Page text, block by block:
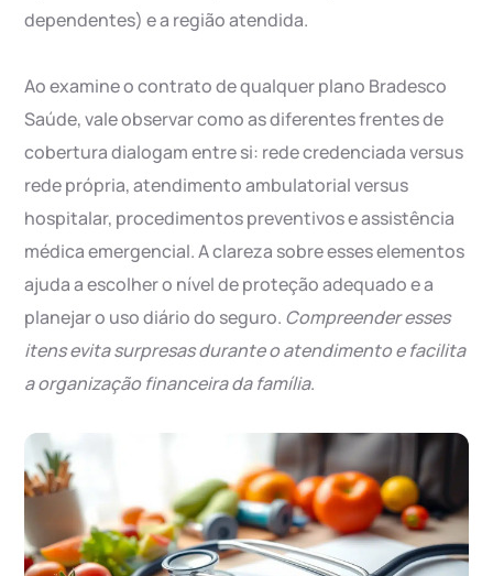
dependentes) e a região atendida.
Ao examine o contrato de qualquer plano Bradesco
Saúde, vale observar como as diferentes frentes de
cobertura dialogam entre si: rede credenciada versus
rede própria, atendimento ambulatorial versus
hospitalar, procedimentos preventivos e assistência
médica emergencial. A clareza sobre esses elementos
ajuda a escolher o nível de proteção adequado e a
planejar o uso diário do seguro. Compreender esses
itens evita surpresas durante o atendimento e facilita
a organização financeira da família.